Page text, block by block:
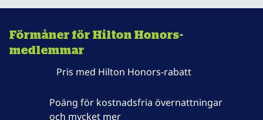
Förmåner för Hilton Honors-
medlemmar
Pris med Hilton Honors-rabatt
Poäng för kostnadsfria övernattningar
och mycket mer